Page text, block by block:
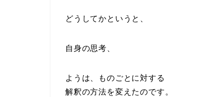
どうしてかというと、
自身の思考、
ようは、ものごとに対する
解釈の方法を変えたのです。